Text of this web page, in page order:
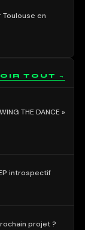
Toulouse en
TOUT →
THE DANCE »
introspectif
projet ?